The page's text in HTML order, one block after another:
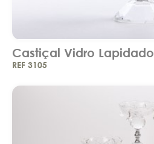
Castiçal Vidro Lapidado
REF 3105